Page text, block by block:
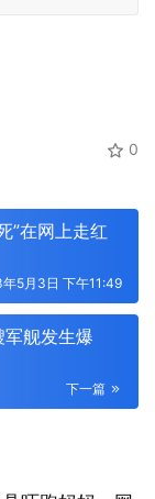
0
”在网上走红
5月3日 下午11:49
舰发生爆
下一篇